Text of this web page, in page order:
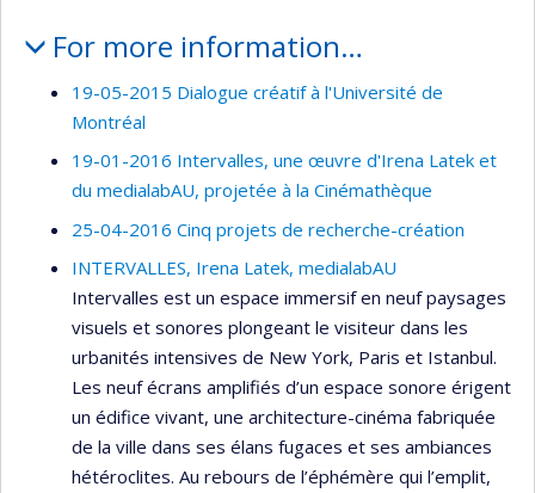
For more information…
19-05-2015 Dialogue créatif à l'Université de
Montréal
19-01-2016 Intervalles, une œuvre d'Irena Latek et
du medialabAU, projetée à la Cinémathèque
25-04-2016 Cinq projets de recherche-création
INTERVALLES, Irena Latek, medialabAU
Intervalles est un espace immersif en neuf paysages
visuels et sonores plongeant le visiteur dans les
urbanités intensives de New York, Paris et Istanbul.
Les neuf écrans amplifiés d’un espace sonore érigent
un édifice vivant, une architecture-cinéma fabriquée
de la ville dans ses élans fugaces et ses ambiances
hétéroclites. Au rebours de l’éphémère qui l’emplit,